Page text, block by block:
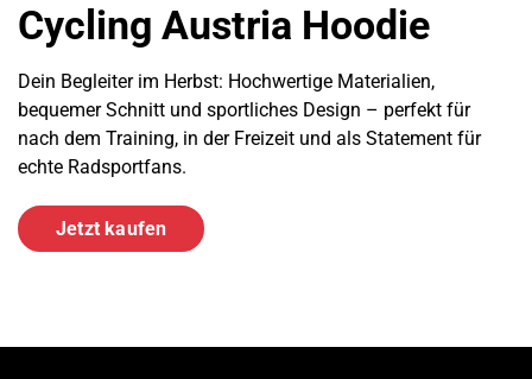
Cycling Austria Hoodie
Dein Begleiter im Herbst: Hochwertige Materialien,
bequemer Schnitt und sportliches Design – perfekt für
nach dem Training, in der Freizeit und als Statement für
echte Radsportfans.
Jetzt kaufen